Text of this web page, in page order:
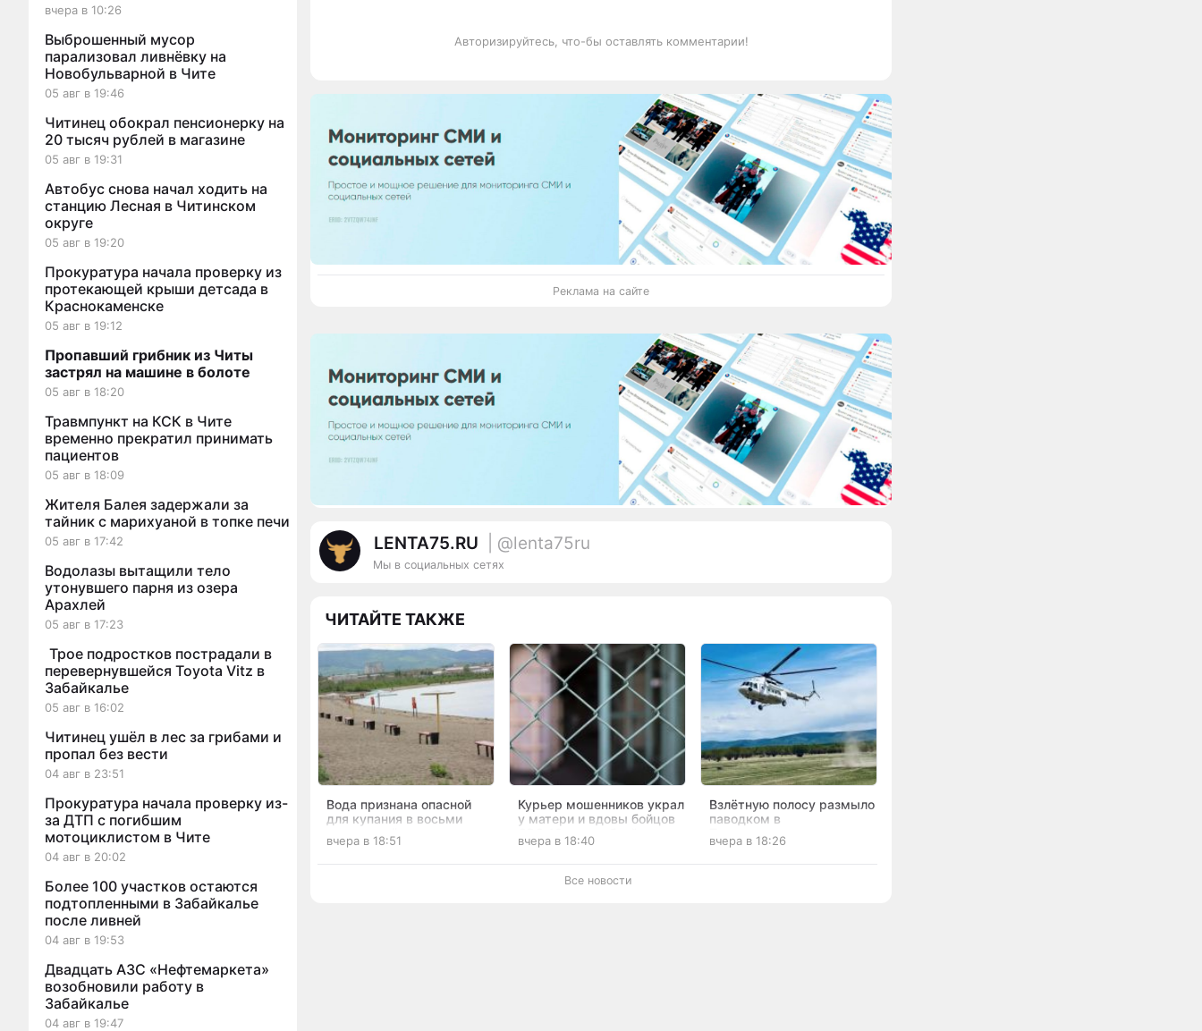
вчера в 10:26
Выброшенный мусор
парализовал ливнёвку на
Новобульварной в Чите
05 авг в 19:46
Читинец обокрал пенсионерку на
20 тысяч рублей в магазине
05 авг в 19:31
Автобус снова начал ходить на
станцию Лесная в Читинском
округе
05 авг в 19:20
Прокуратура начала проверку из
протекающей крыши детсада в
Краснокаменске
05 авг в 19:12
Пропавший грибник из Читы
застрял на машине в болоте
05 авг в 18:20
Травмпункт на КСК в Чите
временно прекратил принимать
пациентов
05 авг в 18:09
Жителя Балея задержали за
тайник с марихуаной в топке печи
05 авг в 17:42
Водолазы вытащили тело
утонувшего парня из озера
Арахлей
05 авг в 17:23
Трое подростков пострадали в
перевернувшейся Toyota Vitz в
Забайкалье
05 авг в 16:02
Читинец ушёл в лес за грибами и
пропал без вести
04 авг в 23:51
Прокуратура начала проверку из-
за ДТП с погибшим
мотоциклистом в Чите
04 авг в 20:02
Более 100 участков остаются
подтопленными в Забайкалье
после ливней
04 авг в 19:53
Двадцать АЗС «Нефтемаркета»
возобновили работу в
Забайкалье
04 авг в 19:47
Авторизируйтесь, что-бы оставлять комментарии!
Реклама на сайте
LENTA75.RU | @lenta75ru
Мы в социальных сетях
ЧИТАЙТЕ ТАКЖЕ
Вода признана опасной
для купания в восьми
реках и озёрах
Забайкалья
вчера в 18:51
Курьер мошенников украл
у матери и вдовы бойцов
СВО 13 млн рублей в
Забайкалье
вчера в 18:40
Взлётную полосу размыло
паводком в
Тунгокоченском округе
вчера в 18:26
Все новости